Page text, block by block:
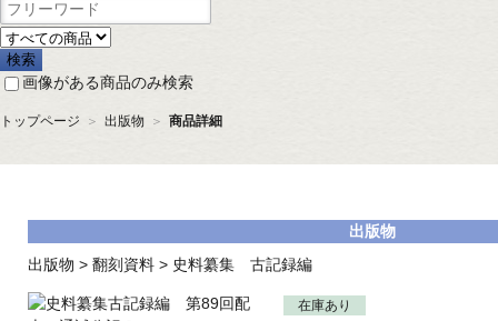
画像がある商品のみ検索
トップページ ＞ 出版物 ＞ 商品詳細
出版物
出版物 > 翻刻資料 > 史料纂集 古記録編
在庫あり